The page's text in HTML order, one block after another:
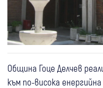
Община Гоце Делчев
към по-висока